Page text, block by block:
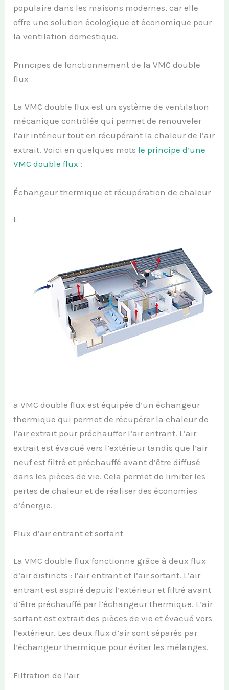
populaire dans les maisons modernes, car elle
offre une solution écologique et économique pour
la ventilation domestique.
Principes de fonctionnement de la VMC double
flux
La VMC double flux est un système de ventilation
mécanique contrôlée qui permet de renouveler
l’air intérieur tout en récupérant la chaleur de l’air
extrait. Voici en quelques mots le principe d’une
VMC double flux :
Échangeur thermique et récupération de chaleur
L
a VMC double flux est équipée d’un échangeur
thermique qui permet de récupérer la chaleur de
l’air extrait pour préchauffer l’air entrant. L’air
extrait est évacué vers l’extérieur tandis que l’air
neuf est filtré et préchauffé avant d’être diffusé
dans les pièces de vie. Cela permet de limiter les
pertes de chaleur et de réaliser des économies
d’énergie.
Flux d’air entrant et sortant
La VMC double flux fonctionne grâce à deux flux
d’air distincts : l’air entrant et l’air sortant. L’air
entrant est aspiré depuis l’extérieur et filtré avant
d’être préchauffé par l’échangeur thermique. L’air
sortant est extrait des pièces de vie et évacué vers
l’extérieur. Les deux flux d’air sont séparés par
l’échangeur thermique pour éviter les mélanges.
Filtration de l’air